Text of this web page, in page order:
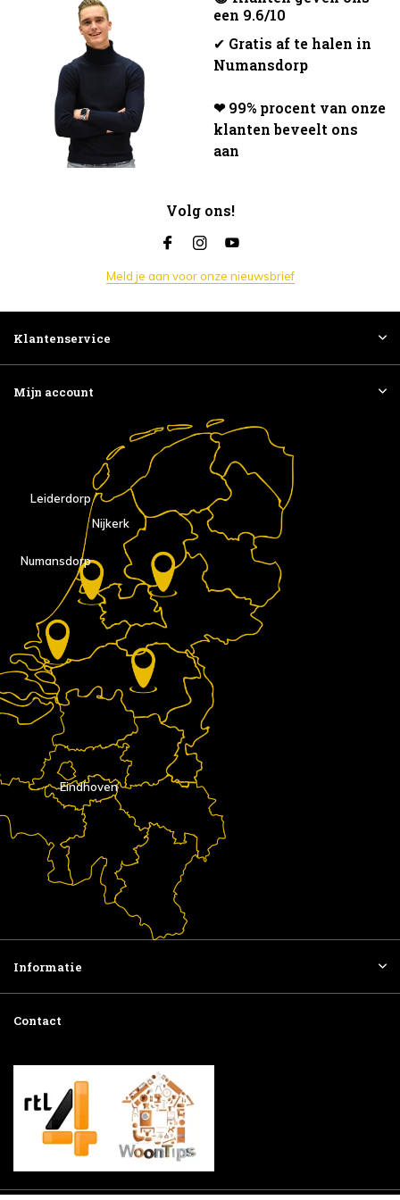
een 9.6/10
✔ Gratis af te halen in
Numansdorp
❤ 99% procent van onze
klanten beveelt ons
aan
Volg ons!
Meld je aan voor onze nieuwsbrief
Klantenservice
Mijn account
Eindhoven
Nijkerk
Numansdorp
Leiderdorp
Informatie
Contact